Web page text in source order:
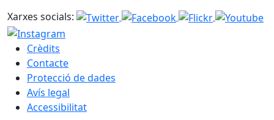
Xarxes socials:
Crèdits
Contacte
Protecció de dades
Avís legal
Accessibilitat